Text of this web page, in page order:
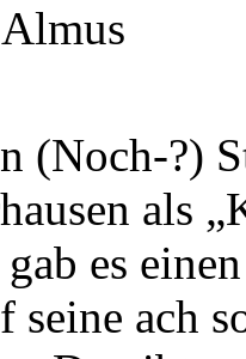
(Noch-?)
als
es
seine ach